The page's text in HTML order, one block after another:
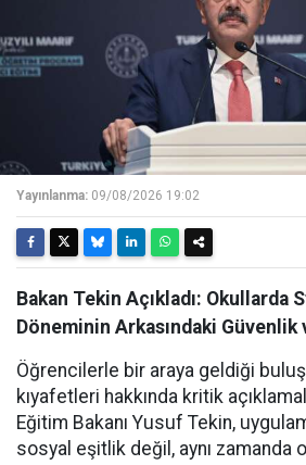
Yayınlanma: 09/08/2026 19:02
Bakan Tekin Açıkladı: Okullarda
Döneminin Arkasındaki Güvenlik
Öğrencilerle bir araya geldiği
kıyafetleri hakkında kritik
Eğitim Bakanı Yusuf Tekin,
sosyal eşitlik değil, aynı zamanda